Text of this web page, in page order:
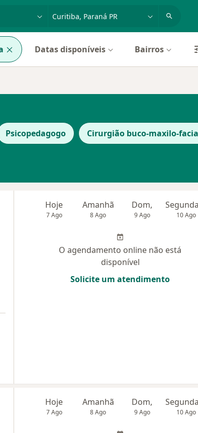
ou nomecidade ou região
Datas disponíveis Bairros
Psicopedagogo Cirurgião buco-maxilo-
Hoje
7 Ago
Amanhã
8 Ago
Dom,
9 Ago 10 Ago
O agendamento online não está
disponível
Solicite um atendimento
Hoje
7 Ago
Amanhã
8 Ago
Dom,
9 Ago 10 Ago